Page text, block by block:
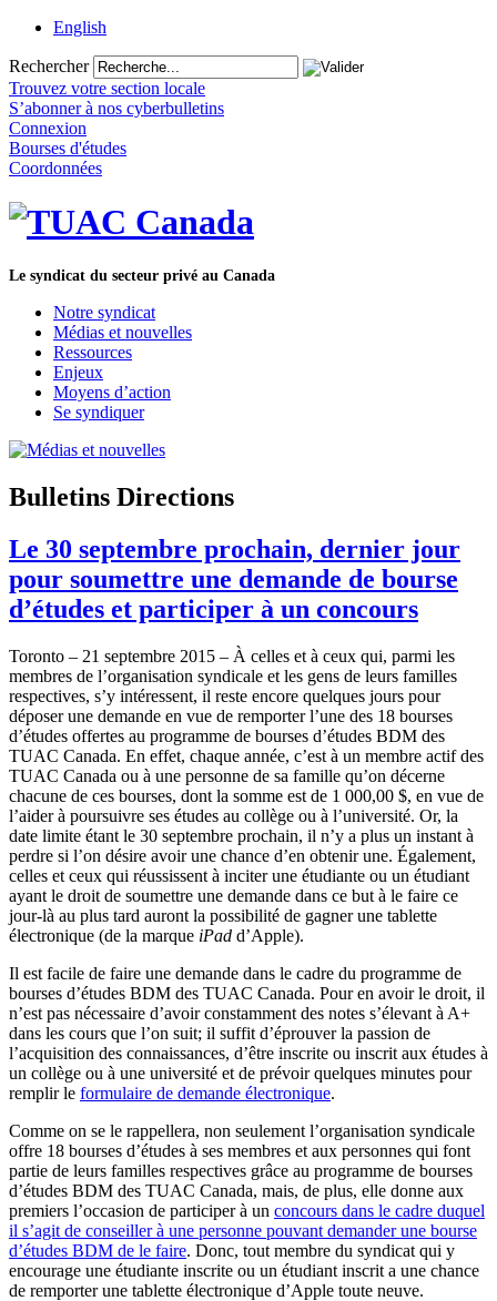
English
Rechercher
Trouvez votre section locale
S’abonner à nos cyberbulletins
Connexion
Bourses d'études
Coordonnées
Le syndicat du secteur privé au Canada
Notre syndicat
Médias et nouvelles
Ressources
Enjeux
Moyens d’action
Se syndiquer
Bulletins Directions
Le 30 septembre prochain, dernier jour
pour soumettre une demande de bourse
d’études et participer à un concours
Toronto – 21 septembre 2015 – À celles et à ceux qui, parmi les
membres de l’organisation syndicale et les gens de leurs familles
respectives, s’y intéressent, il reste encore quelques jours pour
déposer une demande en vue de remporter l’une des 18 bourses
d’études offertes au programme de bourses d’études BDM des
TUAC Canada. En effet, chaque année, c’est à un membre actif des
TUAC Canada ou à une personne de sa famille qu’on décerne
chacune de ces bourses, dont la somme est de 1 000,00 $, en vue de
l’aider à poursuivre ses études au collège ou à l’université. Or, la
date limite étant le 30 septembre prochain, il n’y a plus un instant à
perdre si l’on désire avoir une chance d’en obtenir une. Également,
celles et ceux qui réussissent à inciter une étudiante ou un étudiant
ayant le droit de soumettre une demande dans ce but à le faire ce
jour-là au plus tard auront la possibilité de gagner une tablette
électronique (de la marque iPad d’Apple).
Il est facile de faire une demande dans le cadre du programme de
bourses d’études BDM des TUAC Canada. Pour en avoir le droit, il
n’est pas nécessaire d’avoir constamment des notes s’élevant à A+
dans les cours que l’on suit; il suffit d’éprouver la passion de
l’acquisition des connaissances, d’être inscrite ou inscrit aux études à
un collège ou à une université et de prévoir quelques minutes pour
remplir le formulaire de demande électronique.
Comme on se le rappellera, non seulement l’organisation syndicale
offre 18 bourses d’études à ses membres et aux personnes qui font
partie de leurs familles respectives grâce au programme de bourses
d’études BDM des TUAC Canada, mais, de plus, elle donne aux
premiers l’occasion de participer à un concours dans le cadre duquel
il s’agit de conseiller à une personne pouvant demander une bourse
d’études BDM de le faire. Donc, tout membre du syndicat qui y
encourage une étudiante inscrite ou un étudiant inscrit a une chance
de remporter une tablette électronique d’Apple toute neuve.